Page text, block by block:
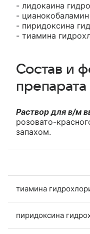
- лидокаина
-
- пиридоксина
- тиамина
Состав и
препарата
Раствор для в/м
розовато-
запахом.
тиамина
пиридоксина